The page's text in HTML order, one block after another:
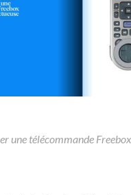
une télécommande